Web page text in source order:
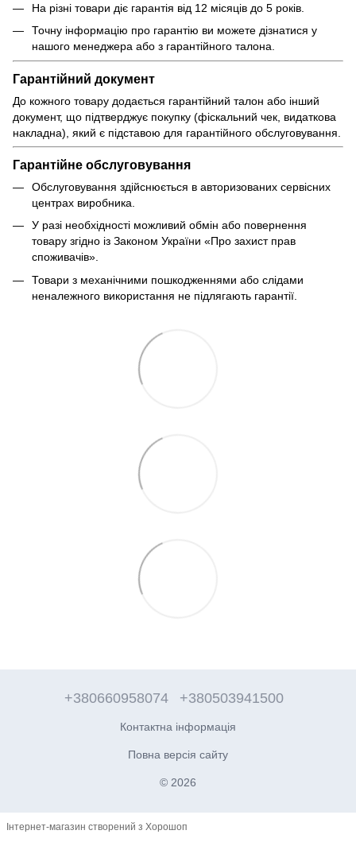
На різні товари діє гарантія від 12 місяців до 5 років.
Точну інформацію про гарантію ви можете дізнатися у
нашого менеджера або з гарантійного талона.
Гарантійний документ
До кожного товару додається гарантійний талон або інший
документ, що підтверджує покупку (фіскальний чек, видаткова
накладна), який є підставою для гарантійного обслуговування.
Гарантійне обслуговування
Обслуговування здійснюється в авторизованих сервісних
центрах виробника.
У разі необхідності можливий обмін або повернення
товару згідно із Законом України «Про захист прав
споживачів».
Товари з механічними пошкодженнями або слідами
неналежного використання не підлягають гарантії.
+380660958074 +380503941500
Контактна інформація
Повна версія сайту
© 2026
Інтернет-магазин створений з Хорошоп